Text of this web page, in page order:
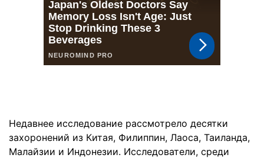
Недавнее исследование рассмотрело десятки
захоронений из Китая, Филиппин, Лаоса, Таиланда,
Малайзии и Индонезии. Исследователи, среди